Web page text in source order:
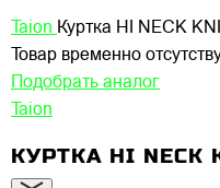
Taion Куртка HI NECK
Товар временно
Подобрать аналог
Taion
КУРТКА HI NECK